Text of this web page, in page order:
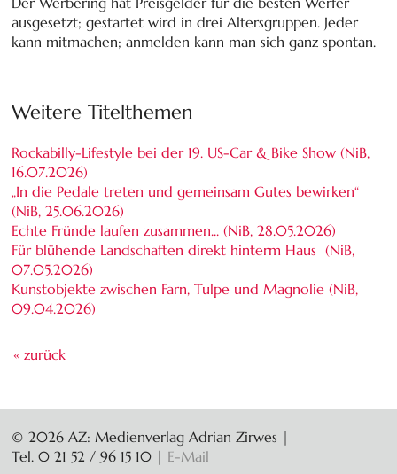
ausgesetzt; gestartet wird in drei Altersgruppen. Jeder
kann mitmachen; anmelden kann man sich ganz spontan.
Weitere Titelthemen
Rockabilly-Lifestyle bei der 19. US-Car & Bike Show (NiB,
16.07.2026)
„In die Pedale treten und gemeinsam Gutes bewirken“
(NiB,25.06.2026)
Echte Fründe laufen zusammen... (NiB,28.05.2026)
Für blühende Landschaften direkt hinterm Haus (NiB,
07.05.2026)
Kunstobjekte zwischen Farn, Tulpe und Magnolie (NiB,
09.04.2026)
« zurück
© 2026 AZ: Medienverlag Adrian Zirwes |
Tel. 0 21 52 / 96 15 10 | E-Mail